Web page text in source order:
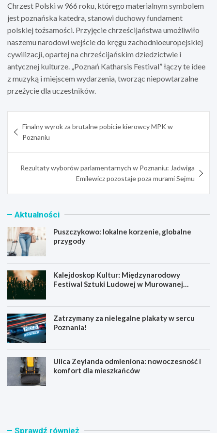
Chrzest Polski w 966 roku, którego materialnym symbolem
jest poznańska katedra, stanowi duchowy fundament
polskiej tożsamości. Przyjęcie chrześcijaństwa umożliwiło
naszemu narodowi wejście do kręgu zachodnioeuropejskiej
cywilizacji, opartej na chrześcijańskim dziedzictwie i
antycznej kulturze. „Poznań Katharsis Festival” łączy te idee
z muzyką i miejscem wydarzenia, tworząc niepowtarzalne
przeżycie dla uczestników.
wpisu
Finalny wyrok za brutalne pobicie kierowcy MPK w
Poznaniu
Rezultaty wyborów parlamentarnych w Poznaniu: Jadwiga
Emilewicz pozostaje poza murami Sejmu
Aktualności
Puszczykowo: lokalne korzenie, globalne
przygody
Kalejdoskop Kultur: Międzynarodowy
Festiwal Sztuki Ludowej w Murowanej
Zatrzymany za nielegalne plakaty w sercu
Poznania!
Ulica Zeylanda odmieniona: nowoczesność i
komfort dla mieszkańców
P
z
K
d Sprawdź również